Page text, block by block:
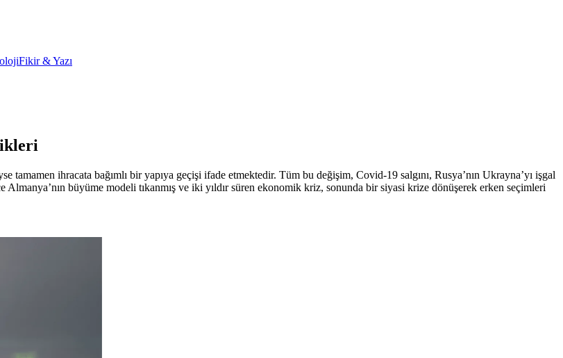
Fikir & Yazı
ihracata bağımlı bir yapıya geçişi ifade etmektedir. Tüm bu değişim, Covid-19 salgını, Rusya’nın Ukrayna’yı işgal
Almanya’nın büyüme modeli tıkanmış ve iki yıldır süren ekonomik kriz, sonunda bir siyasi krize dönüşerek erken seçimleri